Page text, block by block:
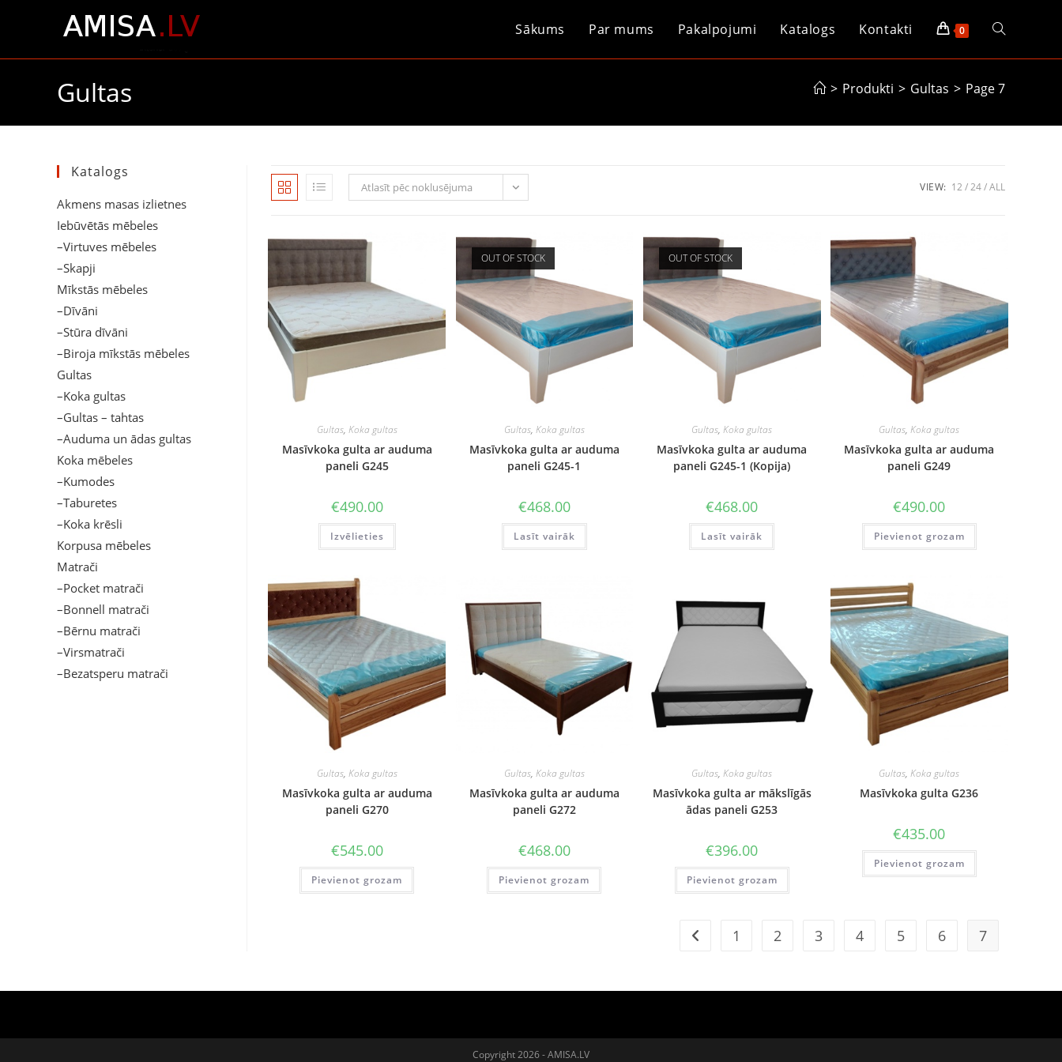
Sākums Par mums Pakalpojumi Katalogs Kontakti 0 Toggle
website
Gultas > Produkti > Gultas > Page 7
Atlasīt pēc noklusējuma VIEW: 12 24 ALL
Gultas, Koka gultas
Masīvkoka gulta ar auduma
paneli G245
€490.00
Izvēlieties
This
has
chosen
the
product
page
OUT OF STOCK
Gultas, Koka gultas
Masīvkoka gulta ar auduma
paneli G245-1
€468.00
Lasīt vairāk
OUT OF STOCK
Gultas,Koka gultas
Masīvkoka gulta ar auduma
paneli G245-1 (Kopija)
€468.00
Lasīt vairāk
Gultas,Koka gultas
Masīvkoka gulta ar auduma
paneli G249
€490.00
Pievienot grozam
Gultas, Koka gultas
Masīvkoka gulta ar auduma
paneli G270
€545.00
Pievienot grozam
Gultas, Koka gultas
Masīvkoka gulta ar auduma
paneli G272
€468.00
Pievienot grozam
Gultas,Koka gultas
Masīvkoka gulta ar mākslīgās
ādas paneli G253
€396.00
Pievienot grozam
Gultas,Koka gultas
Masīvkoka gulta G236
€435.00
Pievienot grozam
1 2 3 4 5 6 7
Katalogs
Akmens masas izlietnes
Iebūvētās mēbeles
–Virtuves mēbeles
–Skapji
Mīkstās mēbeles
–Dīvāni
–Stūra dīvāni
–Biroja mīkstās mēbeles
Gultas
–Koka gultas
–Gultas – tahtas
–Auduma un ādas gultas
Koka mēbeles
–Kumodes
–Taburetes
–Koka krēsli
Korpusa mēbeles
Matrači
–Pocket matrači
–Bonnell matrači
–Bērnu matrači
–Virsmatrači
–Bezatsperu matrači
Copyright 2026 - AMISA.LV